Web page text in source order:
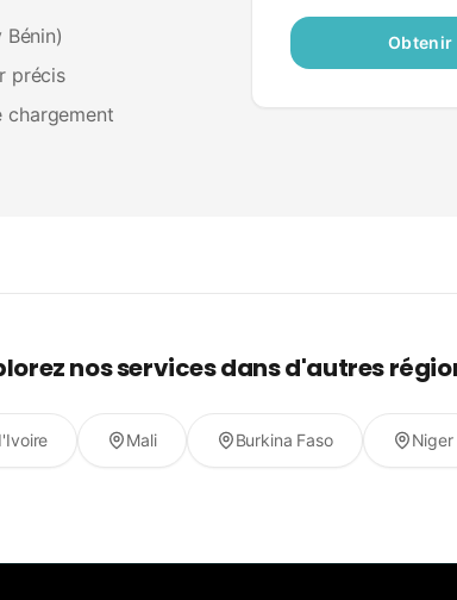
précis
chargement
Obtenir
nos services dans d'autres
Mali Burkina Faso Niger